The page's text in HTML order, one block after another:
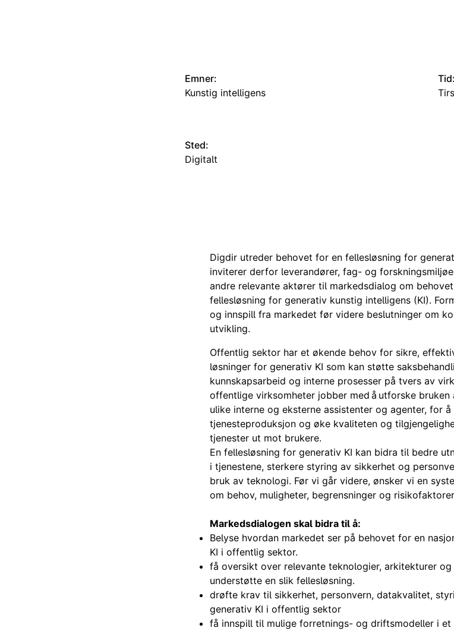
Emner:
Kunstig intelligens
Tid:
Sted:
Digitalt
Digdir utreder behovet for en fellesløsning for
inviterer derfor leverandører, fag- og
andre relevante aktører til markedsdialog om
fellesløsning for generativ kunstig intelligens (KI).
og innspill fra markedet før videre beslutninger om
utvikling.
Offentlig sektor har et økende behov for sikre,
løsninger for generativ KI som kan støtte
kunnskapsarbeid og interne prosesser på tvers av
offentlige virksomheter jobber med å utforske bruken
ulike interne og eksterne assistenter og agenter, for
tjenesteproduksjon og øke kvaliteten og
tjenester ut mot brukere.
En fellesløsning for generativ KI kan bidra til bedre
i tjenestene, sterkere styring av sikkerhet og
bruk av teknologi. Før vi går videre, ønsker vi en
om behov, muligheter, begrensninger og
Markedsdialogen skal bidra til å:
Belyse hvordan markedet ser på behovet for en
KI i offentlig sektor.
få oversikt over relevante teknologier, arkitekturer
understøtte en slik fellesløsning.
drøfte krav til sikkerhet, personvern, datakvalitet,
generativ KI i offentlig sektor
få innspill til mulige forretnings- og driftsmodeller i